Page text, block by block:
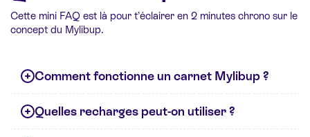
Cette mini FAQ est là pour t’éclairer en 2 minutes chrono sur le
concept du Mylibup.
Comment fonctionne un carnet Mylibup ?
Quelles recharges peut-on utiliser ?